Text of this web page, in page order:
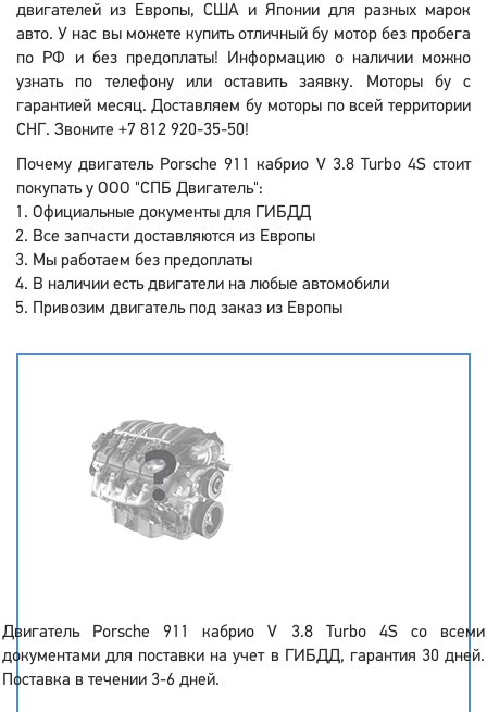
двигателей из Европы, США и Японии для разных марок
авто. У нас вы можете купить отличный бу мотор без пробега
по РФ и без предоплаты! Информацию о наличии можно
узнать по телефону или оставить заявку. Моторы бу с
гарантией месяц. Доставляем бу моторы по всей территории
СНГ. Звоните +7 812 920-35-50!
Почему двигатель Porsche 911 кабрио V 3.8 Turbo 4S стоит
покупать у ООО "СПБ Двигатель":
Официальные документы для ГИБДД
Все запчасти доставляются из Европы
Мы работаем без предоплаты
В наличии есть двигатели на любые автомобили
Привозим двигатель под заказ из Европы
Двигатель Porsche 911 кабрио V 3.8 Turbo 4S со всеми
документами для поставки на учет в ГИБДД, гарантия 30 дней.
Поставка в течении 3-6 дней.